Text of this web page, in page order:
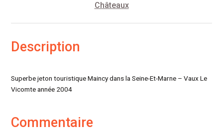
Châteaux
Description
Superbe jeton touristique Maincy dans la Seine-Et-Marne – Vaux Le
Vicomte année 2004
Commentaire